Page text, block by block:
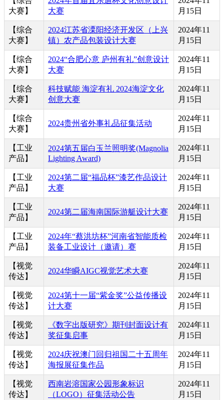
大赛】
大赛
月15日
【综合
大赛】
2024江苏省溧阳经济开发区（上兴
镇）农产品包装设计大赛
2024年11
月15日
【综合
大赛】
2024“合肥心意 庐州有礼”创意设计
大赛
2024年11
月15日
【综合
大赛】
科技赋能 海淀有礼 2024海淀文化
创意大赛
2024年11
月15日
【综合
大赛】
2024贵州省外事礼品征集活动
2024年11
月15日
【工业
产品】
2024第五届白玉兰照明奖(Magnolia
Lighting Award)
2024年11
月15日
【工业
产品】
2024第二届“福品杯”漆艺作品设计
大赛
2024年11
月15日
【工业
产品】
2024第二届海南国际游艇设计大赛
2024年11
月15日
【工业
产品】
2024年“蔡洪坊杯”河南省智能质检
装备工业设计（邀请）赛
2024年11
月15日
【视觉
传达】
2024华瞬AIGC视觉艺术大赛
2024年11
月15日
【视觉
传达】
2024第十一届“紫金奖”公益传播设
计大赛
2024年11
月15日
【视觉
传达】
《数字出版研究》期刊封面设计有
奖征集启事
2024年11
月15日
【视觉
传达】
2024庆祝澳门回归祖国二十五周年
海报展征集作品
2024年11
月15日
【视觉
传达】
西南岩溶国家公园形象标识
（LOGO）征集活动公告
2024年11
月15日